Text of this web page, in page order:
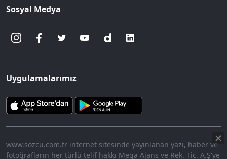
Sosyal Medya
Uygulamalarımız
www.sozcu.com.tr internet sitesinde yayınlanan yazı, haber ve
fotoğrafların her türlü telif hakkı Mega Ajans ve Rek. Tic. A.Ş'ye